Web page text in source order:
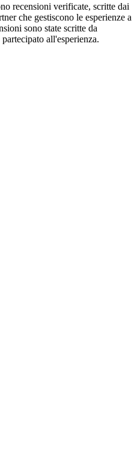
recensioni verificate, scritte dai
che gestiscono le esperienze a
sono state scritte da
all'esperienza.